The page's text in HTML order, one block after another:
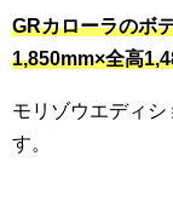
GRカローラのボ
1,850mm×全高
モリゾウエディ
す。